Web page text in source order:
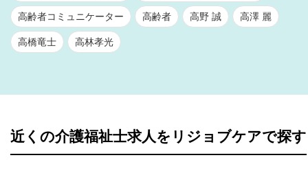
高齢者コミュニケーター 高齢者 高野 誠 高澤 麗
高橋竜士 高林孝光
近くの介護福祉士求人をリジョブケアで探す